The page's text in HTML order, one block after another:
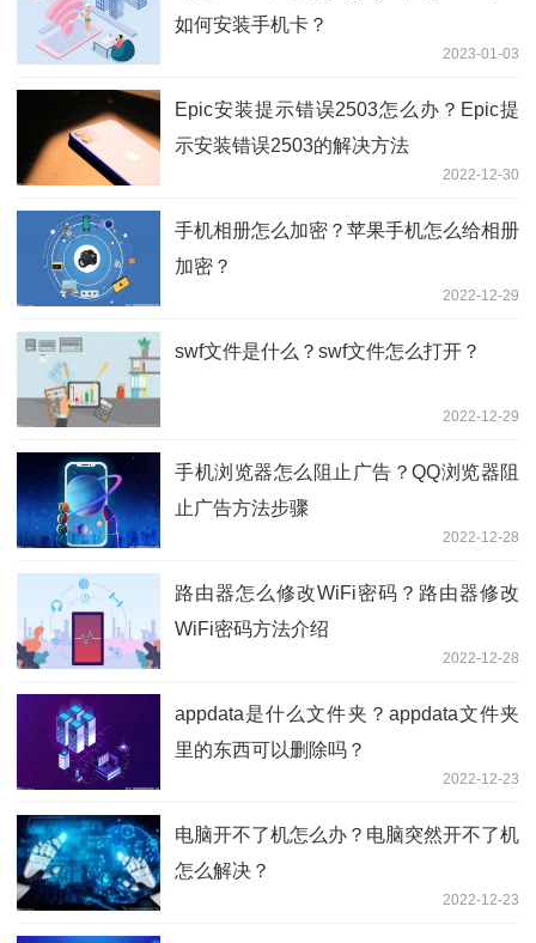
如何安装手机卡？
2023-01-03
Epic安装提示错误2503怎么办？Epic提
示安装错误2503的解决方法
2022-12-30
手机相册怎么加密？苹果手机怎么给相册
加密？
2022-12-29
swf文件是什么？swf文件怎么打开？
2022-12-29
手机浏览器怎么阻止广告？QQ浏览器阻
止广告方法步骤
2022-12-28
路由器怎么修改WiFi密码？路由器修改
WiFi密码方法介绍
2022-12-28
appdata是什么文件夹？appdata文件夹
里的东西可以删除吗？
2022-12-23
电脑开不了机怎么办？电脑突然开不了机
怎么解决？
2022-12-23